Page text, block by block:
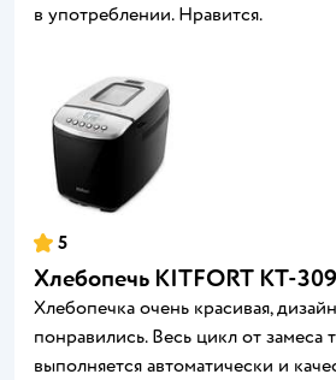
в употреблении. Нравится.
5
Хлебопечь KITFORT КТ-309
Хлебопечка очень красивая,
понравились. Весь цикл от замеса
выполняется автоматически и